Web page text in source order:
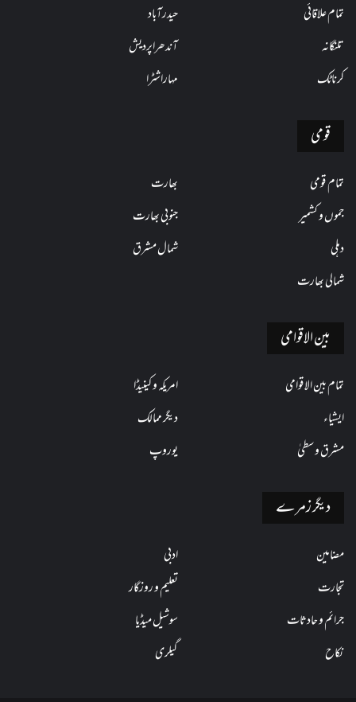
تمام علاقائی
حیدرآباد
تلنگانہ
آندھراپردیش
کرناٹک
مہاراشٹرا
قومی
تمام قومی
بھارت
جموں و کشمیر
جنوبی بھارت
دہلی
شمال مشرق
شمالی بھارت
بین الاقوامی
تمام بین الاقوامی
امریکہ و کینیڈا
ایشیاء
دیگر ممالک
مشرق وسطیٰ
یوروپ
دیگر زمرے
مضامین
ادبی
تجارت
تعلیم و روزگار
جرائم و حادثات
سوشیل میڈیا
نکاح
گیلری